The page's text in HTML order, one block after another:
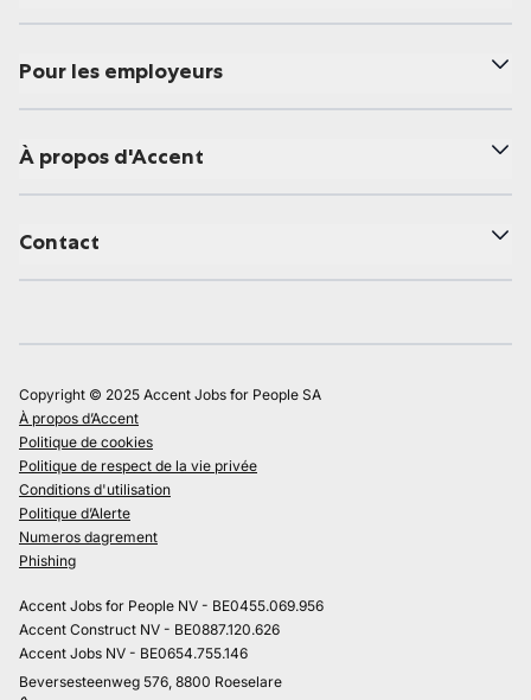
Pour les employeurs
À propos d'Accent
Contact
Copyright © 2025 Accent Jobs for People SA
À propos d’Accent
Politique de cookies
Politique de respect de la vie privée
Conditions d'utilisation
Politique d’Alerte
Numeros dagrement
Phishing
Accent Jobs for People NV - BE0455.069.956
Accent Construct NV - BE0887.120.626
Accent Jobs NV - BE0654.755.146
Beversesteenweg 576, 8800 Roeselare